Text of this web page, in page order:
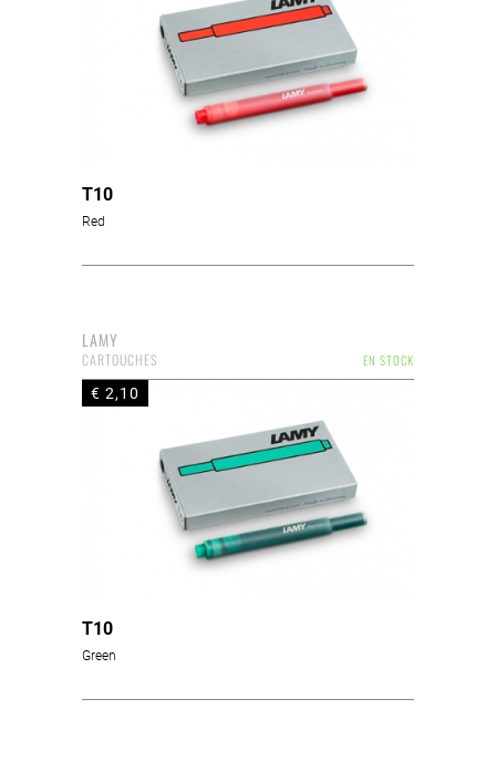
T10
Red
LAMY
EN STOCK
CARTOUCHES
€ 2,10
T10
Green